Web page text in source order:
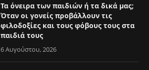
Τα όνειρα των παιδιών ή τα δικά μας;
Όταν οι γονείς προβάλλουν τις
φιλοδοξίες και τους φόβους τους στα
παιδιά τους
6 Αυγούστου, 2026